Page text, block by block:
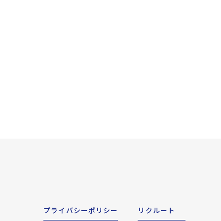
プライバシーポリシー リクルート